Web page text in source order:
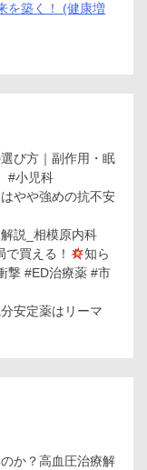
を築く！ (健康増
び方｜副作用・眠
#小児科
やや強めの抗不安
説_相模原内科
で買える！
知ら
撃 #ED治療薬 #市
安定薬はリーマ
か？高血圧治療解